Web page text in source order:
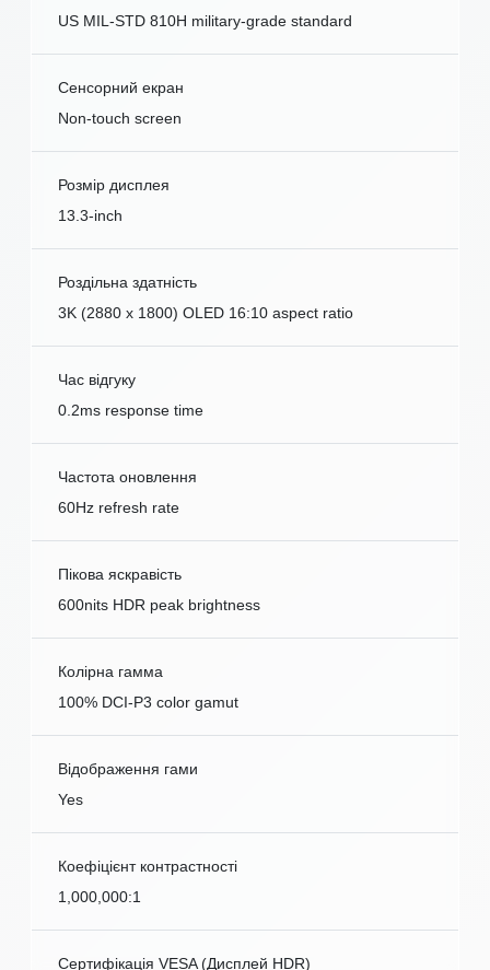
US MIL-STD 810H military-grade standard
Сенсорний екран
Non-touch screen
Розмір дисплея
13.3-inch
Роздільна здатність
3K (2880 x 1800) OLED 16:10 aspect ratio
Час відгуку
0.2ms response time
Частота оновлення
60Hz refresh rate
Пікова яскравість
600nits HDR peak brightness
Колірна гамма
100% DCI-P3 color gamut
Відображення гами
Yes
Коефіцієнт контрастності
1,000,000:1
Сертифікація VESA (Дисплей HDR)